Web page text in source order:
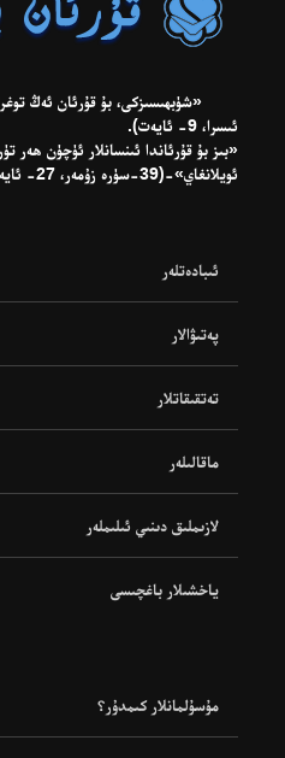
ئىسرا، 9- ئايەت).
«بىز بۇ قۇرئاندا ئىنسانلار ئۈچۈن ھەر
ئويلانغاي»-(39-سۈرە زۇمەر، 27- ئايەت).
ئىبادەتلەر
پەتىۋالار
تەتقىقاتلار
ماقالىلەر
لازىملىق دىنىي ئىلىملەر
ياخشىلار باغچىسى
مۇسۇلمانلار كىمدۇر؟